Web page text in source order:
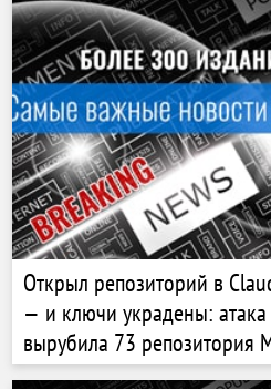
Открыл репозиторий в
— и ключи украдены: атака
вырубила 73 репозитория